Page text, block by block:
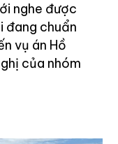
nghe được
đang chuẩn
vụ án Hồ
của nhóm